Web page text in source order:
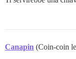
Canapin (Coin-coin